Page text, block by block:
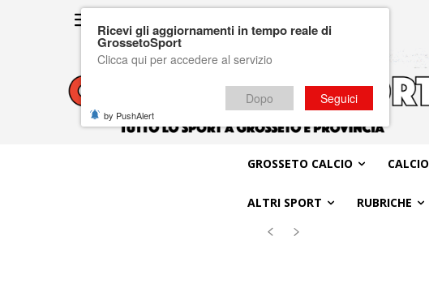
GROSSETO CALCIO CALCIO
ALTRI SPORT RUBRICHE
Ricevi gli aggiornamenti in tempo reale di
GrossetoSport
Clicca qui per accedere al servizio
Dopo Seguici
by PushAlert